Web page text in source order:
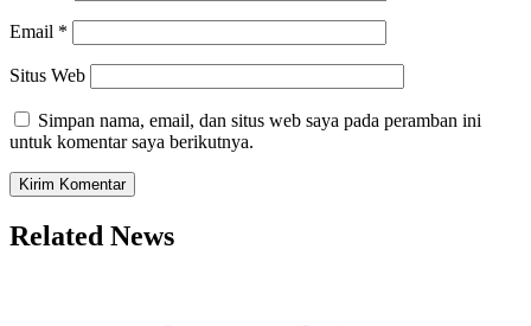
Email *
Situs Web
Simpan nama, email, dan situs web saya pada peramban ini
untuk komentar saya berikutnya.
Related News